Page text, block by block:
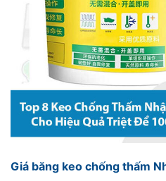
Giá băng keo chống thấm